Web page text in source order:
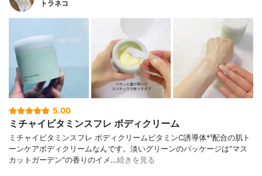
トラネコ
5.00
ミチャイビタミンスフレ ボディクリーム
ミチャイビタミンスフレ ボディクリームビタミンC誘導体*¹配合の肌ト
ーンケアボディクリームなんです。淡いグリーンのパッケージは"マス
カットガーデン"の香りのイメ…続きを見る